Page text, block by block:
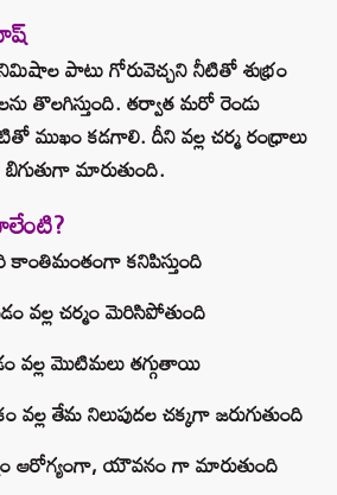
నిమిషాల పాటు గోరువెచ్చని నీటితో శుభ్రం
తొలగిస్తుంది. తర్వాత మరో రెండు
ముఖం కడగాలి. దీని వల్ల చర్మ రంధ్రాలు
మారుతుంది.
కనిపిస్తుంది
వల్ల చర్మం మెరిసిపోతుంది
వల్ల మొటిమలు తగ్గుతాయి
తేమ నిలుపుదల చక్కగా జరుగుతుంది
ఆరోగ్యంగా, యౌవనం గా మారుతుంది